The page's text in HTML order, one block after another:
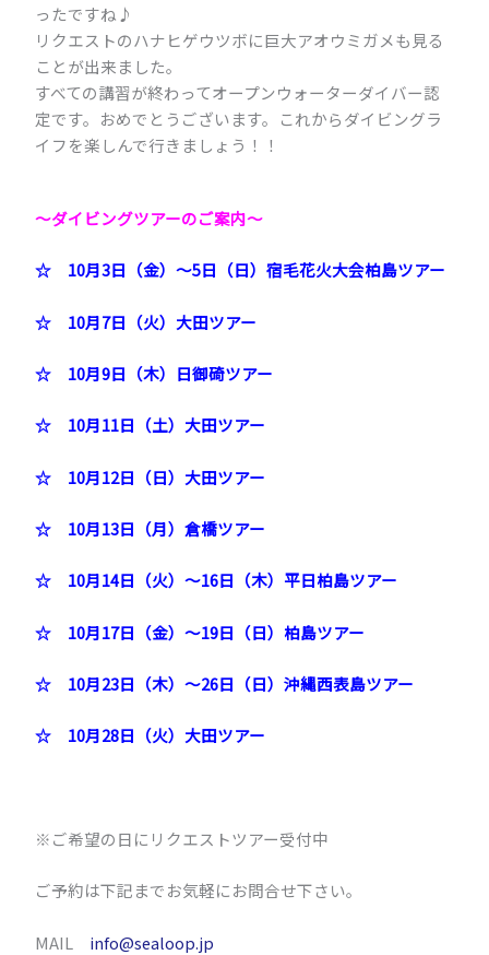
ったですね♪
リクエストのハナヒゲウツボに巨大アオウミガメも見る
ことが出来ました。
すべての講習が終わってオープンウォーターダイバー認
定です。おめでとうございます。これからダイビングラ
イフを楽しんで行きましょう！！
～ダイビングツアーのご案内～
☆ 10月3日（金）～5日（日）宿毛花火大会柏島ツアー
☆ 10月7日（火）大田ツアー
☆ 10月9日（木）日御碕ツアー
☆ 10月11日（土）大田ツアー
☆ 10月12日（日）大田ツアー
☆ 10月13日（月）倉橋ツアー
☆ 10月14日（火）～16日（木）平日柏島ツアー
☆ 10月17日（金）～19日（日）柏島ツアー
☆ 10月23日（木）～26日（日）沖縄西表島ツアー
☆ 10月28日（火）大田ツアー
※ご希望の日にリクエストツアー受付中
ご予約は下記までお気軽にお問合せ下さい。
MAIL info@sealoop.jp